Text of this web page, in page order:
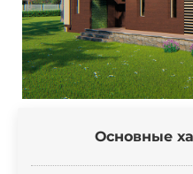
Основные